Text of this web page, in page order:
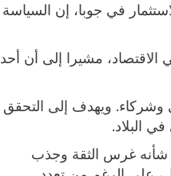
في جوبا، إن السياسة
مشيرا إلى أن أحد
ويهدف إلى التحقق
البلاد.
شأنه غرس الثقة وجذب